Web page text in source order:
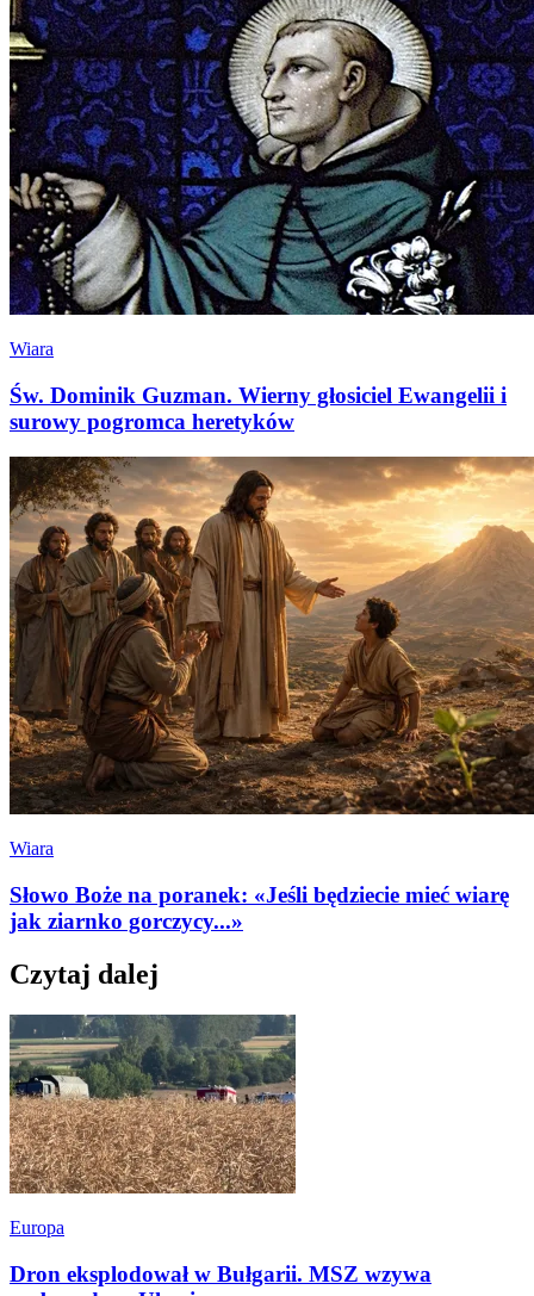
Wiara
Św. Dominik Guzman. Wierny głosiciel Ewangelii i
surowy pogromca heretyków
Wiara
Słowo Boże na poranek: «Jeśli będziecie mieć wiarę
jak ziarnko gorczycy...»
Czytaj dalej
Europa
Dron eksplodował w Bułgarii. MSZ wzywa